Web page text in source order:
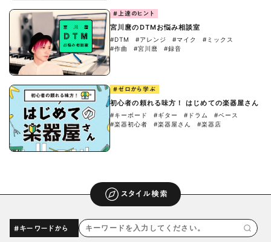
#上達のヒント
宮川麿のDTMお悩み相談室
#DTM #アレンジ #マイク
#ミックス
#作曲
#宮川麿 #録音
#ゼロから学ぶ
初心者の頼れる味方！ はじめての楽器屋さん
#キーボード #ギター #ドラム
#ベース
#楽器初心者
#楽器屋さん #楽器店
スタイル検索
#キーワードから